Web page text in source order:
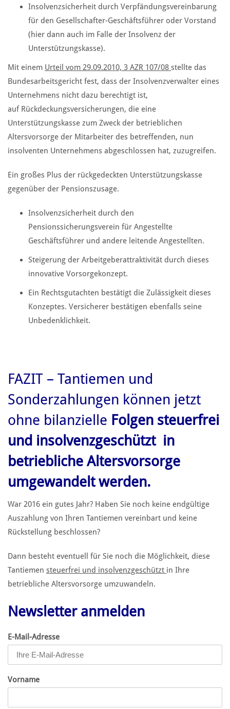
Insolvenzsicherheit durch Verpfändungsvereinbarung
für den Gesellschafter-Geschäftsführer oder Vorstand
(hier dann auch im Falle der Insolvenz der
Unterstützungskasse).
Mit einem Urteil vom 29.09.2010, 3 AZR 107/08 stellte das
Bundesarbeitsgericht fest, dass der Insolvenzverwalter eines
Unternehmens nicht dazu berechtigt ist,
auf Rückdeckungsversicherungen, die eine
Unterstützungskasse zum Zweck der betrieblichen
Altersvorsorge der Mitarbeiter des betreffenden, nun
insolventen Unternehmens abgeschlossen hat, zuzugreifen.
Ein großes Plus der rückgedeckten Unterstützungskasse
gegenüber der Pensionszusage.
Insolvenzsicherheit durch den
Pensionssicherungsverein für Angestellte
Geschäftsführer und andere leitende Angestellten.
Steigerung der Arbeitgeberattraktivität durch dieses
innovative Vorsorgekonzept.
Ein Rechtsgutachten bestätigt die Zulässigkeit dieses
Konzeptes. Versicherer bestätigen ebenfalls seine
Unbedenklichkeit.
FAZIT – Tantiemen und
Sonderzahlungen können jetzt
ohne bilanzielle Folgen steuerfrei
und insolvenzgeschützt in
betriebliche Altersvorsorge
umgewandelt werden.
War 2016 ein gutes Jahr? Haben Sie noch keine endgültige
Auszahlung von Ihren Tantiemen vereinbart und keine
Rückstellung beschlossen?
Dann besteht eventuell für Sie noch die Möglichkeit, diese
Tantiemen steuerfrei und insolvenzgeschützt in Ihre
betriebliche Altersvorsorge umzuwandeln.
Newsletter anmelden
E-Mail-Adresse
Vorname